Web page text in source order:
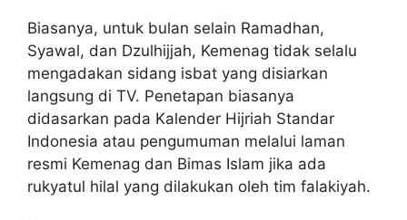
Biasanya, untuk bulan selain Ramadhan,
Syawal, dan Dzulhijjah, Kemenag tidak selalu
mengadakan sidang isbat yang disiarkan
langsung di TV. Penetapan biasanya
didasarkan pada Kalender Hijriah Standar
Indonesia atau pengumuman melalui laman
resmi Kemenag dan Bimas Islam jika ada
rukyatul hilal yang dilakukan oleh tim falakiyah.